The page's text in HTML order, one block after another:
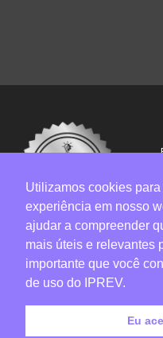
Utilizamos cookies
experiência em nosso
ajudar a compreender
mais úteis e relevantes
importante que você
de uso do IPREV.
Eu